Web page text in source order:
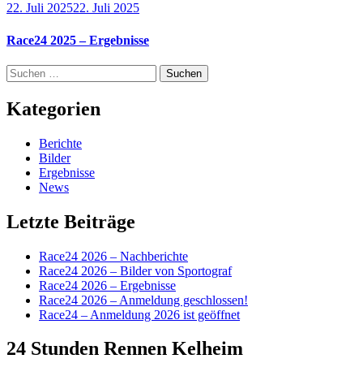
22. Juli 202522. Juli 2025
Race24 2025 – Ergebnisse
Suchen
nach:
Kategorien
Berichte
Bilder
Ergebnisse
News
Letzte Beiträge
Race24 2026 – Nachberichte
Race24 2026 – Bilder von Sportograf
Race24 2026 – Ergebnisse
Race24 2026 – Anmeldung geschlossen!
Race24 – Anmeldung 2026 ist geöffnet
24 Stunden Rennen Kelheim